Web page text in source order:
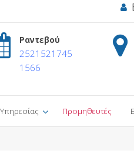
Ραντεβού
2521521745
1566
Προμηθευτές